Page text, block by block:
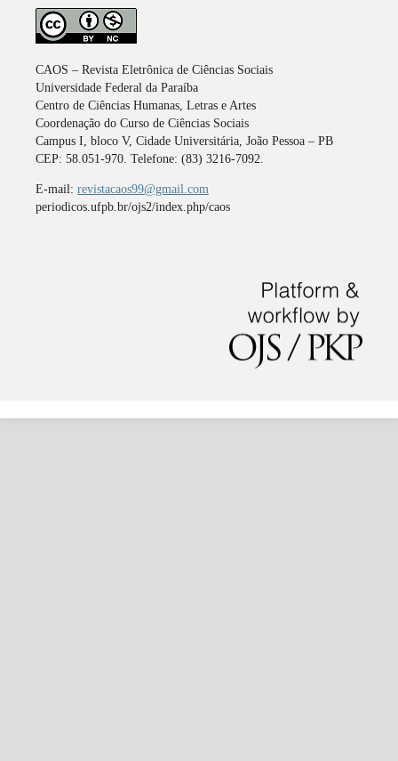
CAOS – Revista Eletrônica de Ciências Sociais
Universidade Federal da Paraíba
Centro de Ciências Humanas, Letras e Artes
Coordenação do Curso de Ciências Sociais
Campus I, bloco V, Cidade Universitária, João Pessoa – PB
CEP: 58.051-970. Telefone: (83) 3216-7092.
E-mail: revistacaos99@gmail.com
periodicos.ufpb.br/ojs2/index.php/caos